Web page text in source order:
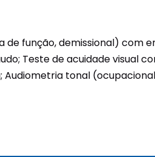
função, demissional) com
Teste de acuidade visual
tonal